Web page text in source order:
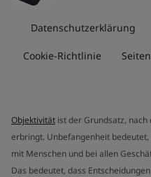
Datenschutzerklärung
Cookie-Richtlinie
Objektivität ist der Grundsatz,
erbringt. Unbefangenheit
mit Menschen und bei allen
Das bedeutet, dass